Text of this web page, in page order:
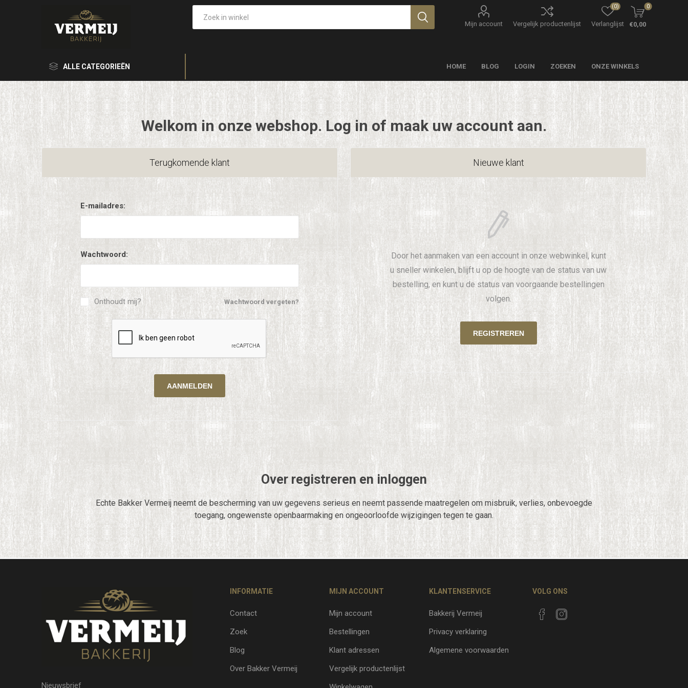
Mijn account Vergelijk productenlijst Verlanglijst
(0) 0
€0,00
ALLE CATEGORIEËN HOME BLOG LOGIN ZOEKEN ONZE WINKELS
Welkom in onze webshop. Log in of maak uw account aan.
Nieuwe klant
Door het aanmaken van een account in onze webwinkel, kunt
u sneller winkelen, blijft u op de hoogte van de status van uw
bestelling, en kunt u de status van voorgaande bestellingen
volgen.
Terugkomende klant
E-mailadres:
Wachtwoord:
Wachtwoord vergeten?
Onthoudt mij?
Over registreren en inloggen
Echte Bakker Vermeij neemt de bescherming van uw gegevens serieus en neemt passende maatregelen om misbruik, verlies, onbevoegde
toegang, ongewenste openbaarmaking en ongeoorloofde wijzigingen tegen te gaan.
Nieuwsbrief
INFORMATIE
Contact
Zoek
Blog
Over Bakker Vermeij
MIJN ACCOUNT
Mijn account
Bestellingen
Klant adressen
Vergelijk productenlijst
KLANTENSERVICE
Bakkerij Vermeij
Privacy verklaring
Algemene voorwaarden
VOLG ONS